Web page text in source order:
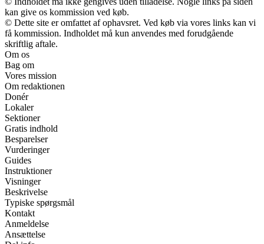
kan give os kommission ved køb.
© Dette site er omfattet af ophavsret. Ved køb via vores links kan vi
få kommission. Indholdet må kun anvendes med forudgående
skriftlig aftale.
Om os
Bag om
Vores mission
Om redaktionen
Donér
Lokaler
Sektioner
Gratis indhold
Besparelser
Vurderinger
Guides
Instruktioner
Visninger
Beskrivelse
Typiske spørgsmål
Kontakt
Anmeldelse
Ansættelse